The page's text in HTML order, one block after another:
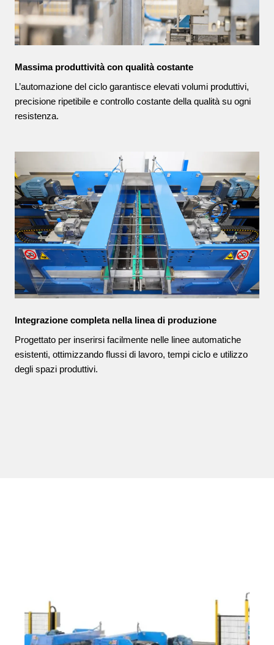
Massima produttività con qualità costante
L’automazione del ciclo garantisce elevati volumi produttivi,
precisione ripetibile e controllo costante della qualità su ogni
resistenza.
Integrazione completa nella linea di produzione
Progettato per inserirsi facilmente nelle linee automatiche
esistenti, ottimizzando flussi di lavoro, tempi ciclo e utilizzo
degli spazi produttivi.